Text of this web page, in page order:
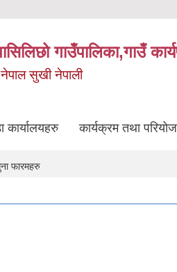
गाउँपालिका,गाउँ
सुखी नेपाली
कार्यालयहरु कार्यक्रम तथा
फारमहरु